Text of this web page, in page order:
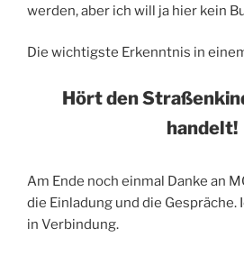
werden, aber ich will ja hier kein
Die wichtigste Erkenntnis in
Hört den
handelt!
Am Ende noch einmal Danke an
die Einladung und die
in Verbindung.